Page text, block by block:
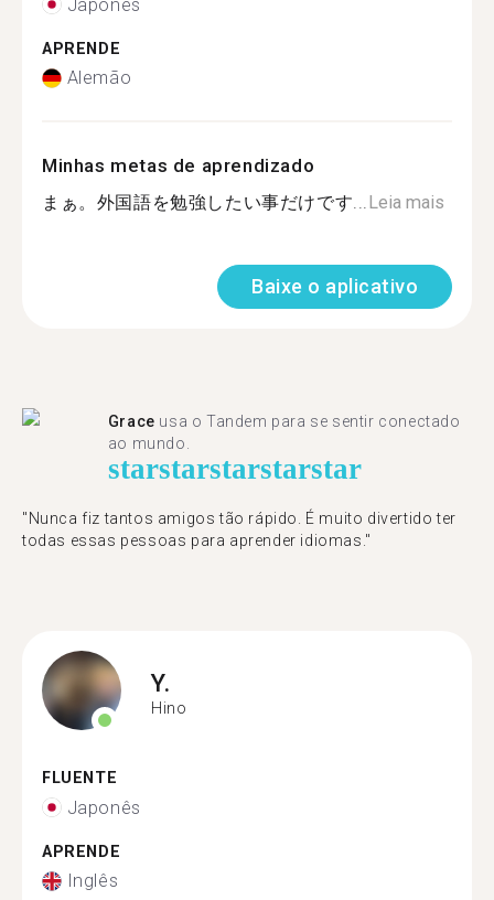
Japonês
APRENDE
Alemão
Minhas metas de aprendizado
まぁ。外国語を勉強したい事だけです...Leia mais
Baixe o aplicativo
Grace usa o Tandem para se sentir conectado
ao mundo.
starstarstarstarstar
"Nunca fiz tantos amigos tão rápido. É muito divertido ter
todas essas pessoas para aprender idiomas."
Y.
Hino
FLUENTE
Japonês
APRENDE
Inglês